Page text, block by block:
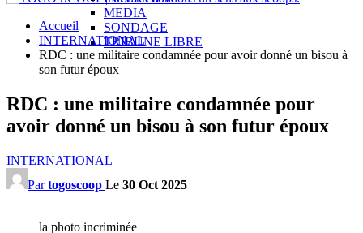
MEDIA
SONDAGE
TRIBUNE LIBRE
Accueil
INTERNATIONAL
RDC : une militaire condamnée pour avoir donné un bisou à
son futur époux
RDC : une militaire condamnée pour
avoir donné un bisou à son futur époux
INTERNATIONAL
Partogoscoop Le 30 Oct 2025
la photo incriminée